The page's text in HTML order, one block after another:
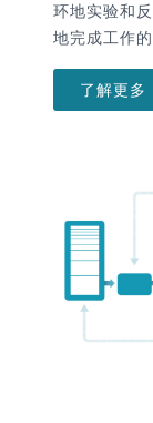
环地实验和
地完成工作的
了解更多